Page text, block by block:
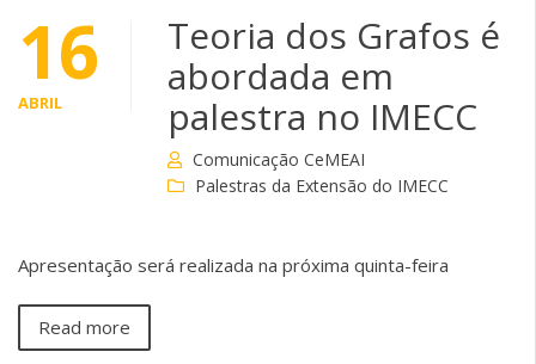
16
ABRIL
Teoria dos Grafos é
abordada em
palestra no IMECC
Comunicação CeMEAI
Palestras da Extensão do IMECC
Apresentação será realizada na próxima quinta-feira
Read more